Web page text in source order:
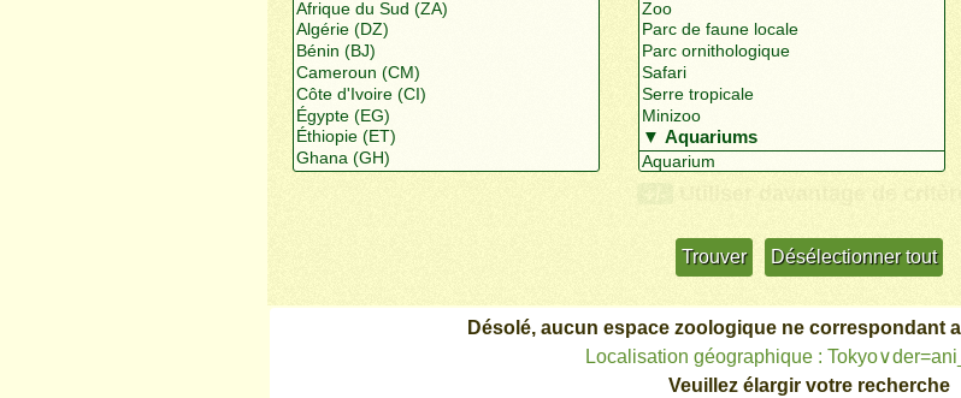
Désolé, aucun espace zoologique ne correspondant
Localisation géographique :
Veuillez élargir votre recherche